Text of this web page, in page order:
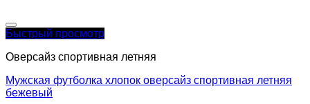
Быстрый просмотр
Оверсайз спортивная летняя
Мужская футболка хлопок оверсайз спортивная летняя
бежевый